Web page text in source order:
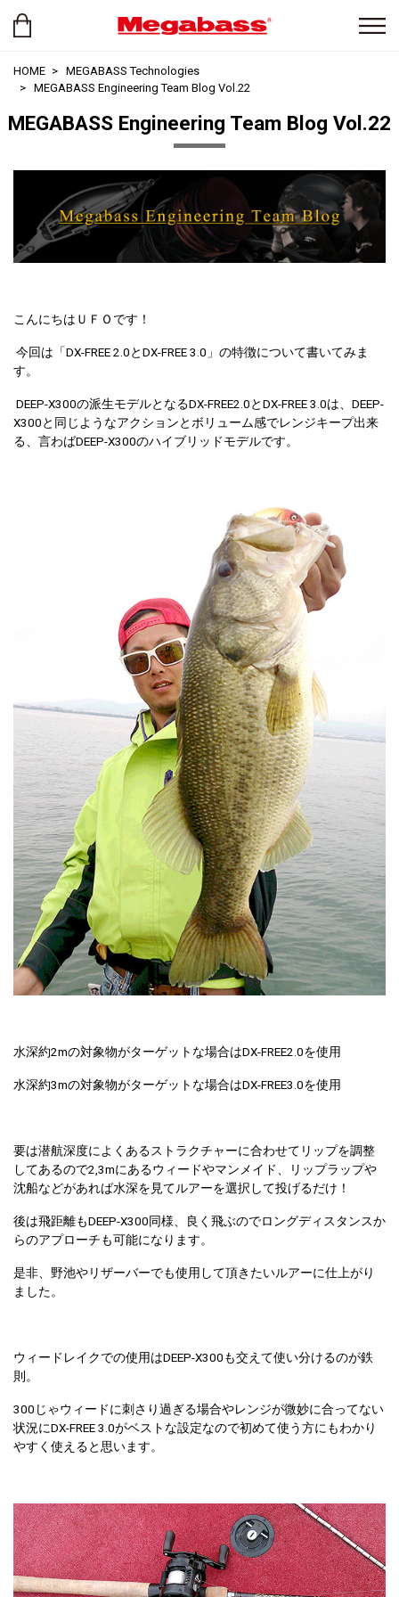
HOME
MEGABASS Technologies
MEGABASS Engineering Team Blog Vol.22
MEGABASS Engineering Team Blog Vol.22
こんにちはＵＦＯです！
今回は「DX-FREE 2.0とDX-FREE 3.0」の特徴について書いてみま
す。
DEEP-X300の派生モデルとなるDX-FREE2.0とDX-FREE 3.0は、DEEP-
X300と同じようなアクションとボリューム感でレンジキープ出来
る、言わばDEEP-X300のハイブリッドモデルです。
水深約2mの対象物がターゲットな場合はDX-FREE2.0を使用
水深約3mの対象物がターゲットな場合はDX-FREE3.0を使用
要は潜航深度によくあるストラクチャーに合わせてリップを調整
してあるので2,3mにあるウィードやマンメイド、リップラップや
沈船などがあれば水深を見てルアーを選択して投げるだけ！
後は飛距離もDEEP-X300同様、良く飛ぶのでロングディスタンスか
らのアプローチも可能になります。
是非、野池やリザーバーでも使用して頂きたいルアーに仕上がり
ました。
ウィードレイクでの使用はDEEP-X300も交えて使い分けるのが鉄
則。
300じゃウィードに刺さり過ぎる場合やレンジが微妙に合ってない
状況にDX-FREE 3.0がベストな設定なので初めて使う方にもわかり
やすく使えると思います。